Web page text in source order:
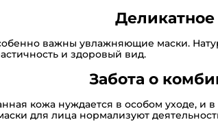
важны увлажняющие маски.
и здоровый вид.
Забота о
кожа нуждается в особом уходе, и в
для лица нормализуют